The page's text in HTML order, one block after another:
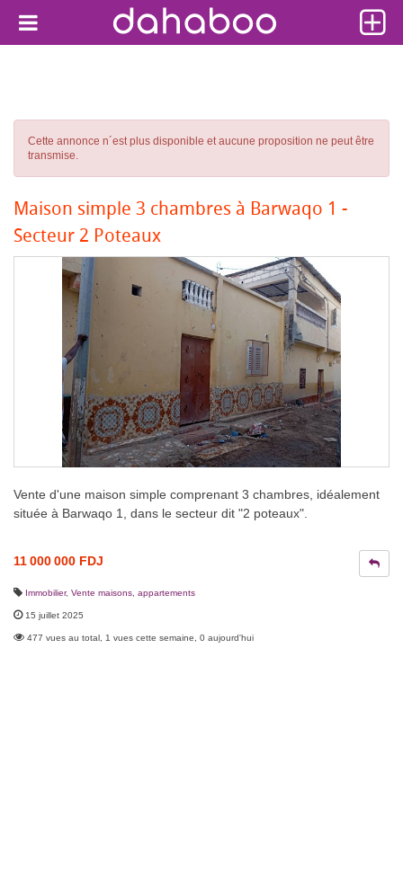
Cette annonce n´est plus disponible et aucune proposition ne peut être
transmise.
Maison simple 3 chambres à Barwaqo 1 -
Secteur 2 Poteaux
Vente d'une maison simple comprenant 3 chambres, idéalement
située à Barwaqo 1, dans le secteur dit "2 poteaux".
11 000 000 FDJ
Immobilier, Vente maisons, appartements
15 juillet 2025
477 vues au total, 1 vues cette semaine, 0 aujourd'hui